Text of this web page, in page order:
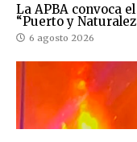
La APBA convoca
“Puerto y
6 agosto 2026